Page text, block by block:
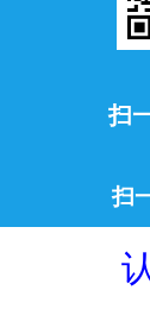
扫
扫